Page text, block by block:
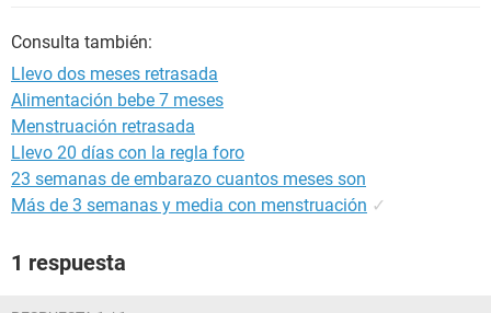
Consulta también:
Llevo dos meses retrasada
Alimentación bebe 7 meses
Menstruación retrasada
Llevo 20 días con la regla foro
23 semanas de embarazo cuantos meses son
Más de 3 semanas y media con menstruación ✓
1 respuesta